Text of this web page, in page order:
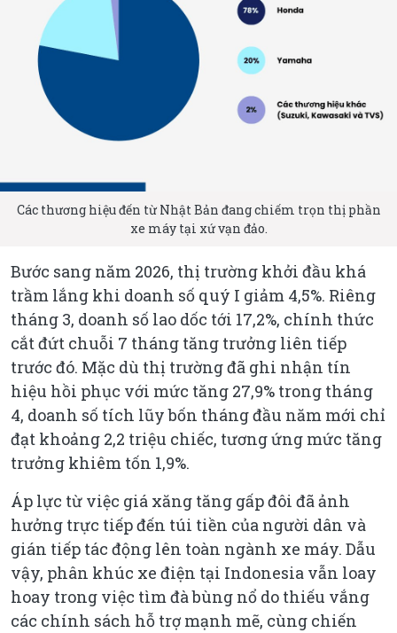
Các thương hiệu đến từ Nhật Bản đang chiếm trọn thị phần
xe máy tại xứ vạn đảo.
Bước sang năm 2026, thị trường khởi đầu khá
trầm lắng khi doanh số quý I giảm 4,5%. Riêng
tháng 3, doanh số lao dốc tới 17,2%, chính thức
cắt đứt chuỗi 7 tháng tăng trưởng liên tiếp
trước đó. Mặc dù thị trường đã ghi nhận tín
hiệu hồi phục với mức tăng 27,9% trong tháng
4, doanh số tích lũy bốn tháng đầu năm mới chỉ
đạt khoảng 2,2 triệu chiếc, tương ứng mức tăng
trưởng khiêm tốn 1,9%.
Áp lực từ việc giá xăng tăng gấp đôi đã ảnh
hưởng trực tiếp đến túi tiền của người dân và
gián tiếp tác động lên toàn ngành xe máy. Dẫu
vậy, phân khúc xe điện tại Indonesia vẫn loay
hoay trong việc tìm đà bùng nổ do thiếu vắng
các chính sách hỗ trợ mạnh mẽ, cùng chiến